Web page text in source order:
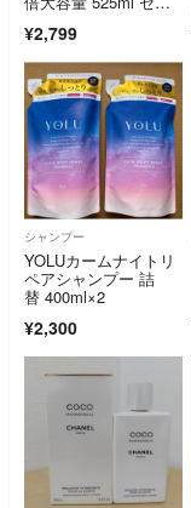
¥2,799
シャンプー
YOLUカームナイトリ
ペアシャンプー 詰
替 400ml×2
¥2,300